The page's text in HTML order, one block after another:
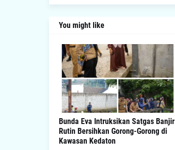
You might like
Bunda Eva Intruksikan Satgas Banjir
Rutin Bersihkan Gorong-Gorong di
Kawasan Kedaton